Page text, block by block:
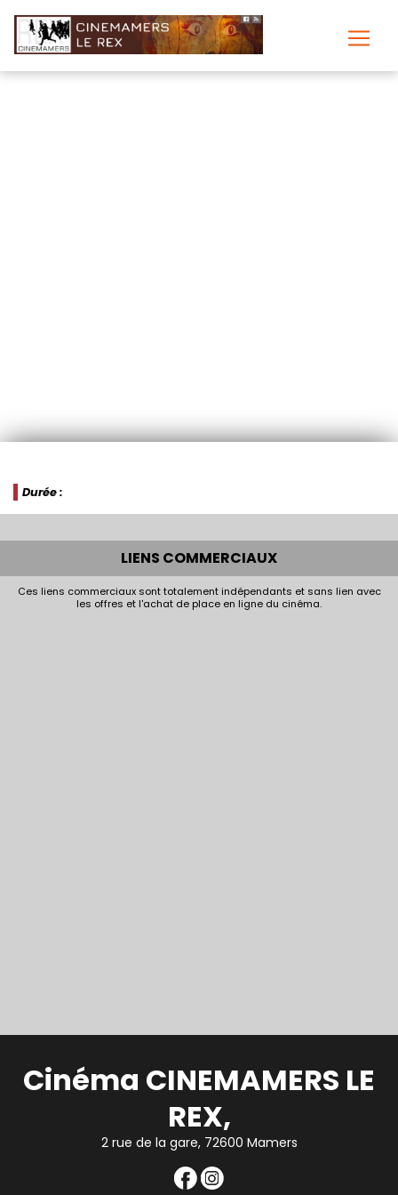
Durée :
LIENS COMMERCIAUX
Ces liens commerciaux sont totalement indépendants et sans lien avec
les offres et l'achat de place en ligne du cinéma.
Cinéma CINEMAMERS LE
REX,
2 rue de la gare, 72600 Mamers